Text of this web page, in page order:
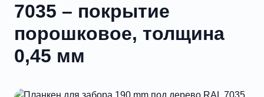
7035 – покрытие
порошковое, толщина
0,45 мм